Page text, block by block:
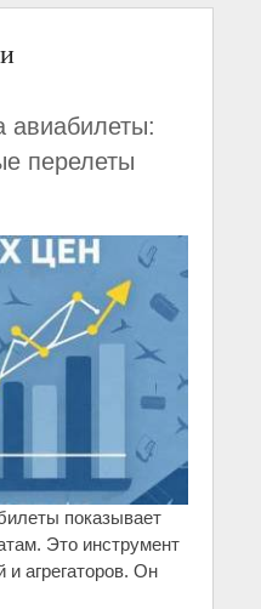
авиабилеты:
перелеты
показывает
Это инструмент
и агрегаторов. Он